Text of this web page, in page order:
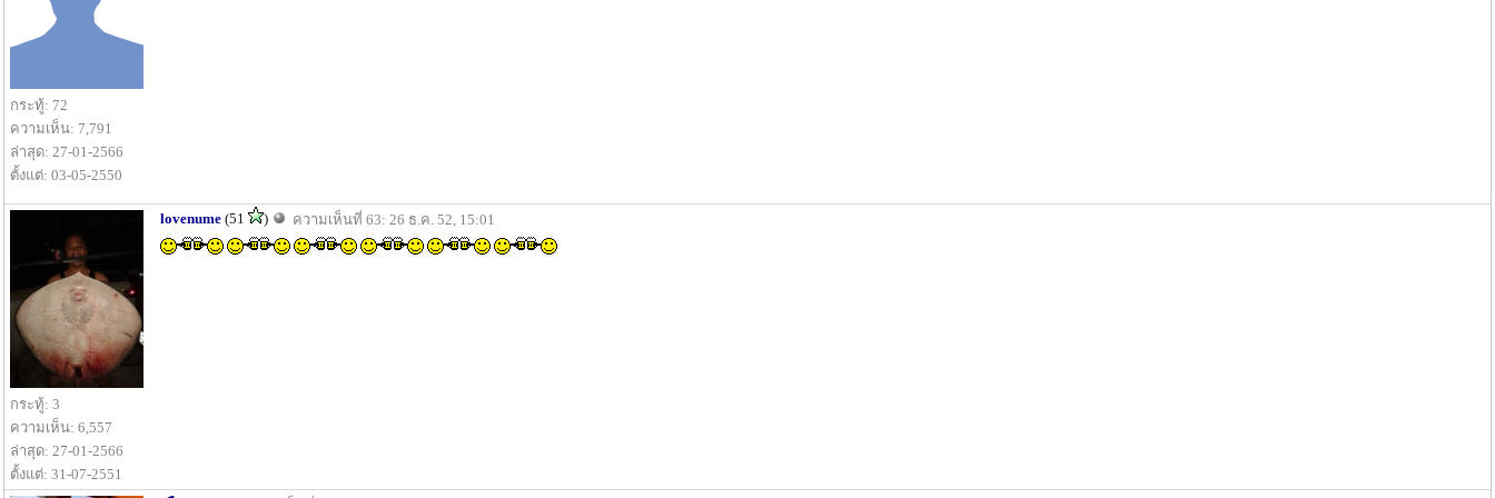
กระทู้: 72
ความเห็น: 7,791
ล่าสุด: 27-01-2566
ตั้งแต่: 03-05-2550
กระทู้: 3
ความเห็น: 6,557
ล่าสุด: 27-01-2566
ตั้งแต่: 31-07-2551
lovenume (51 ) ความเห็นที่ 63: 26 ธ.ค. 52, 15:01